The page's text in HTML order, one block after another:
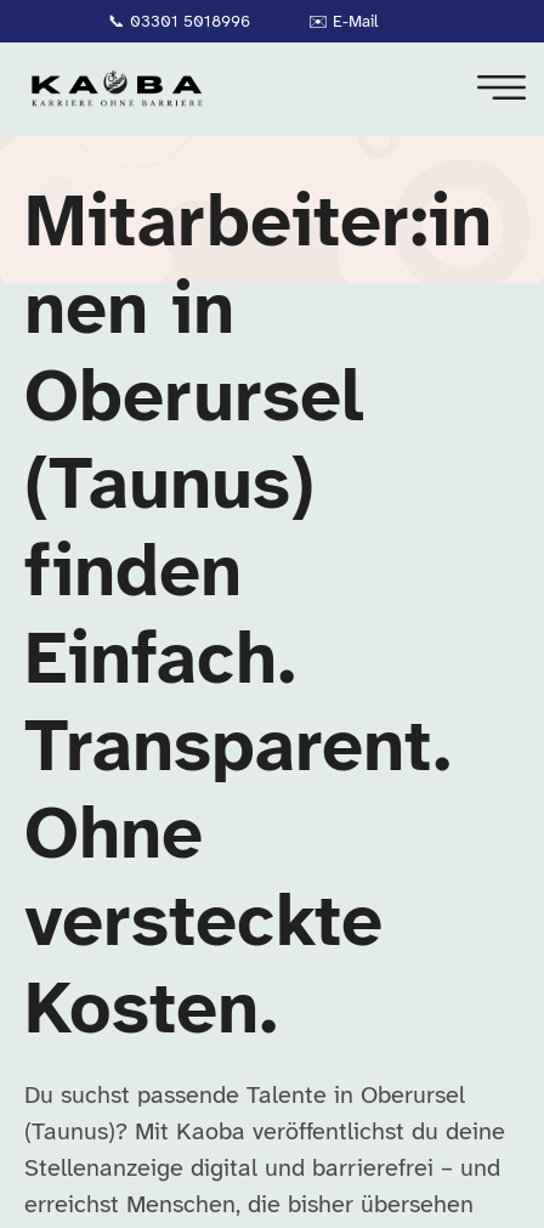
📞 03301 5018996 ✉️ E-Mail
Mitarbeiter:in
nen in
Oberursel
(Taunus)
finden
Einfach.
Transparent.
Ohne
versteckte
Kosten.
Du suchst passende Talente in Oberursel
(Taunus)? Mit Kaoba veröffentlichst du deine
Stellenanzeige digital und barrierefrei – und
erreichst Menschen, die bisher übersehen